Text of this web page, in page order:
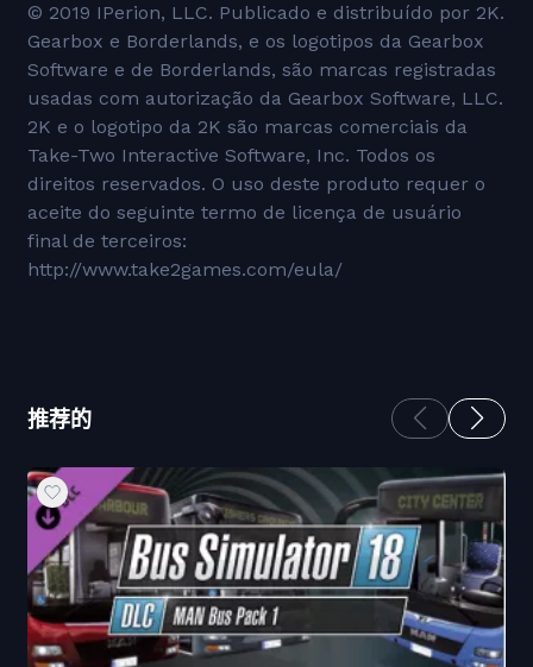
© 2019 IPerion, LLC. Publicado e distribuído por 2K.
Gearbox e Borderlands, e os logotipos da Gearbox
Software e de Borderlands, são marcas registradas
usadas com autorização da Gearbox Software, LLC.
2K e o logotipo da 2K são marcas comerciais da
Take-Two Interactive Software, Inc. Todos os
direitos reservados. O uso deste produto requer o
aceite do seguinte termo de licença de usuário
final de terceiros:
http://www.take2games.com/eula/
推荐的